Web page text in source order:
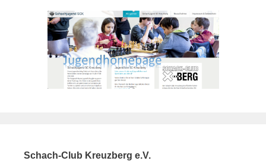
Schach-Club Kreuzberg e.V.